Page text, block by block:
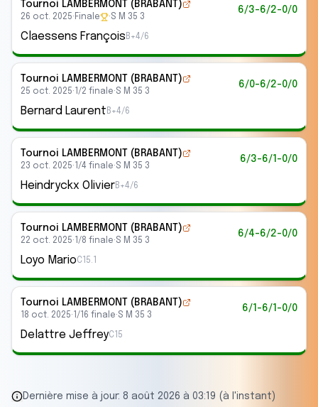
Tournoi LAMBERMONT (BRABANT)
26 oct. 2025· Finale ·S M 35 3
6/3-6/2-0/0
Claessens François B+4/6
Tournoi LAMBERMONT (BRABANT)
25 oct. 2025· 1/2 finale·S M 35 3
6/0-6/2-0/0
Bernard Laurent B+4/6
Tournoi LAMBERMONT (BRABANT)
23 oct. 2025· 1/4 finale·S M 35 3
6/3-6/1-0/0
Heindryckx OlivierB+4/6
Tournoi LAMBERMONT (BRABANT)
22 oct. 2025· 1/8 finale·S M 35 3
6/4-6/2-0/0
Loyo MarioC15.1
Tournoi LAMBERMONT (BRABANT)
18 oct. 2025· 1/16 finale·S M 35 3
6/1-6/1-0/0
Delattre JeffreyC15
Dernière mise à jour: 8 août 2026 à 03:19 (à l'instant)